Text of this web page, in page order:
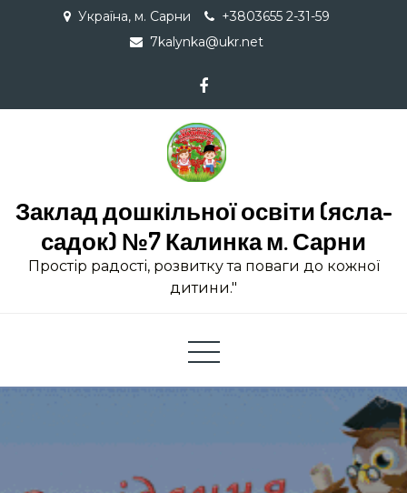
Україна, м. Сарни
+3803655 2-31-59
7kalynka@ukr.net
Заклад дошкільної освіти (ясла-
садок) №7 Калинка м. Сарни
Простір радості, розвитку та поваги до кожної
дитини."